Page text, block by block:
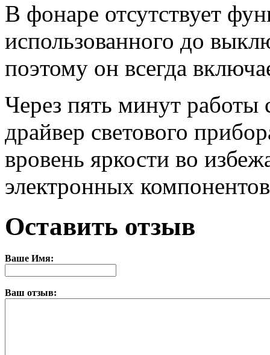
В фонаре отсутствует
использованного до
поэтому он всегда
Через пять минут
драйвер светового
вровень яркости во
электронных компонентов
Оставить отзыв
Ваше Имя:
Ваш отзыв: